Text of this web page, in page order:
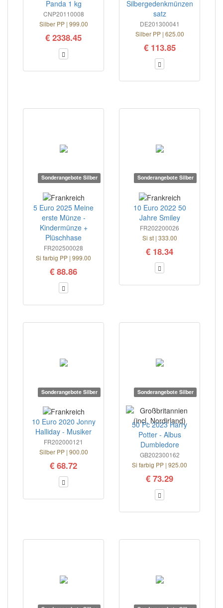
Panda 1 kg
CNP20110008
Silber PP | 999.00
€ 2338.45
Silbergedenkmünzen
satz
DE201300041
Silber PP | 625.00
€ 113.85
Sonderangebote Silber
5 Euro 2025 Meine
erste Münze -
Kindermünze +
Plüschhase
FR202500028
Si farbig PP | 999.00
€ 88.86
Sonderangebote Silber
10 Euro 2022 50
Jahre Smiley
FR202200026
Si st | 333.00
€ 18.34
Sonderangebote Silber
10 Euro 2020 Jonny
Halliday - Musiker
FR202000121
Silber PP | 900.00
€ 68.72
Sonderangebote Silber
50 Pc 2023 Harry
Potter - Albus
Dumbledore
GB202300162
Si farbig PP | 925.00
€ 73.29